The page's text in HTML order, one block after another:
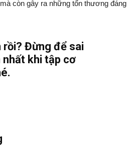
còn gây ra những tổn thương đáng
rồi? Đừng để sai
nhất khi tập cơ